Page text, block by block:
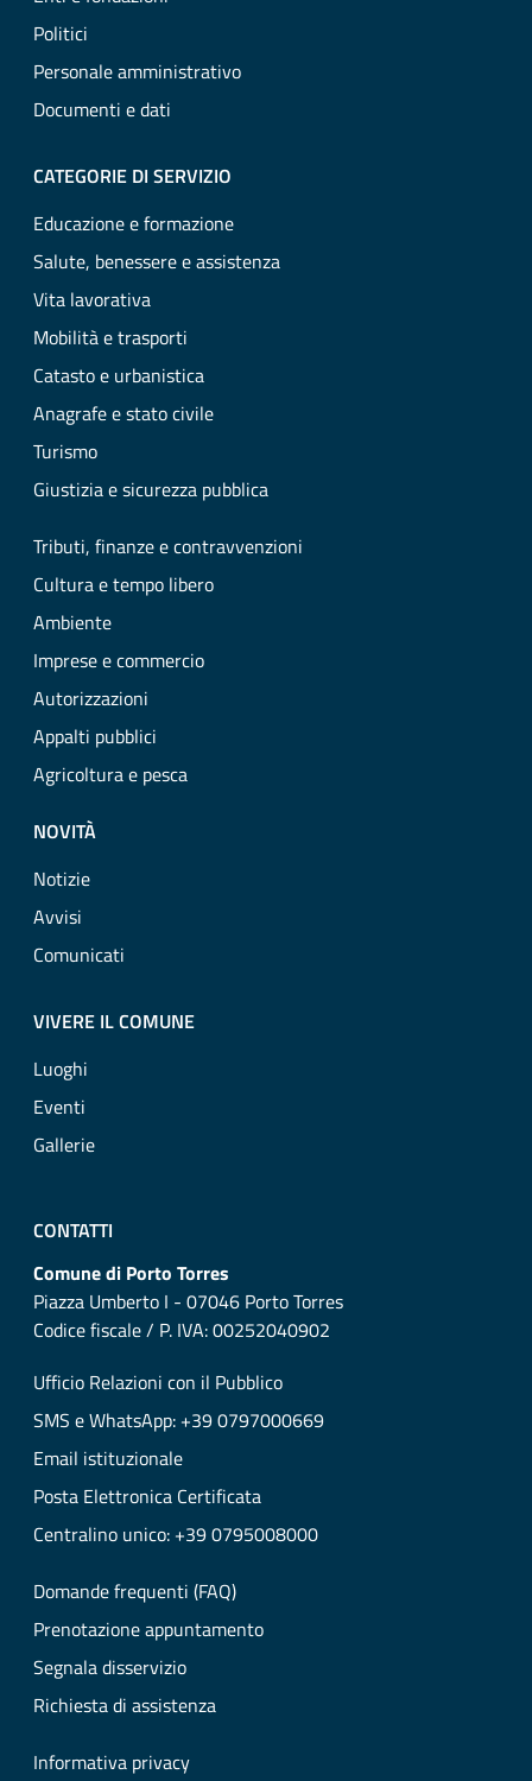
Politici
Personale amministrativo
Documenti e dati
CATEGORIE DI SERVIZIO
Educazione e formazione
Salute, benessere e assistenza
Vita lavorativa
Mobilità e trasporti
Catasto e urbanistica
Anagrafe e stato civile
Turismo
Giustizia e sicurezza pubblica
Tributi, finanze e contravvenzioni
Cultura e tempo libero
Ambiente
Imprese e commercio
Autorizzazioni
Appalti pubblici
Agricoltura e pesca
NOVITÀ
Notizie
Avvisi
Comunicati
VIVERE IL COMUNE
Luoghi
Eventi
Gallerie
CONTATTI
Comune di Porto Torres
Piazza Umberto I - 07046 Porto Torres
Codice fiscale / P. IVA: 00252040902
Ufficio Relazioni con il Pubblico
SMS e WhatsApp: +39 0797000669
Email istituzionale
Posta Elettronica Certificata
Centralino unico: +39 0795008000
Domande frequenti (FAQ)
Prenotazione appuntamento
Segnala disservizio
Richiesta di assistenza
Informativa privacy